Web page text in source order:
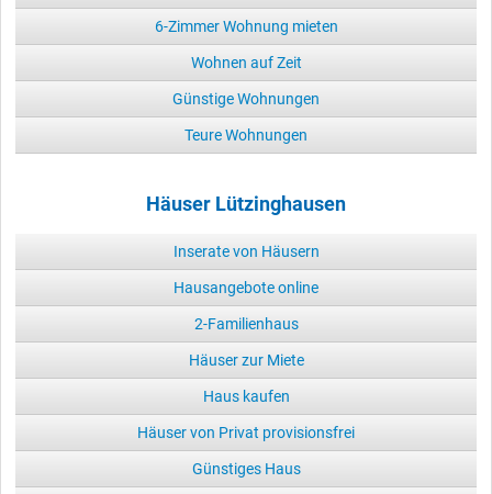
6-Zimmer Wohnung mieten
Wohnen auf Zeit
Günstige Wohnungen
Teure Wohnungen
Häuser Lützinghausen
Inserate von Häusern
Hausangebote online
2-Familienhaus
Häuser zur Miete
Haus kaufen
Häuser von Privat provisionsfrei
Günstiges Haus